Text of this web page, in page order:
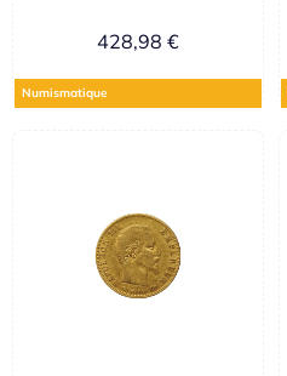
428,98 €
Numismatique